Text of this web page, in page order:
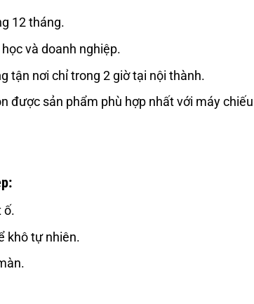
12 tháng.
và doanh nghiệp.
tận nơi chỉ trong 2 giờ tại nội thành.
được sản phẩm phù hợp nhất với máy chiếu
ố.
khô tự nhiên.